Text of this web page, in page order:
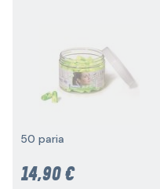
50 paria
14,90 €